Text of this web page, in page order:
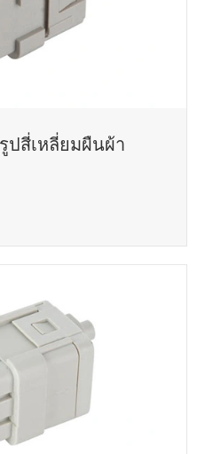
ปสี่เหลี่ยมผืนผ้า